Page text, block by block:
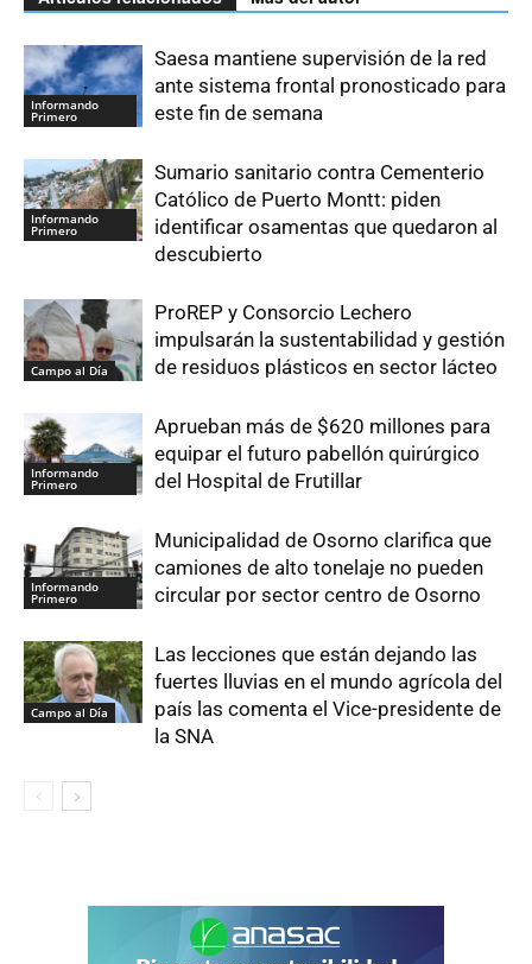
Informando
Primero
Saesa mantiene supervisión de la red
ante sistema frontal pronosticado para
este fin de semana
Informando
Primero
Sumario sanitario contra Cementerio
Católico de Puerto Montt: piden
identificar osamentas que quedaron al
descubierto
Campo al Día
ProREP y Consorcio Lechero
impulsarán la sustentabilidad y gestión
de residuos plásticos en sector lácteo
Informando
Primero
Aprueban más de $620 millones para
equipar el futuro pabellón quirúrgico
del Hospital de Frutillar
Informando
Primero
Municipalidad de Osorno clarifica que
camiones de alto tonelaje no pueden
circular por sector centro de Osorno
Campo al Día
Las lecciones que están dejando las
fuertes lluvias en el mundo agrícola del
país las comenta el Vice-presidente de
la SNA